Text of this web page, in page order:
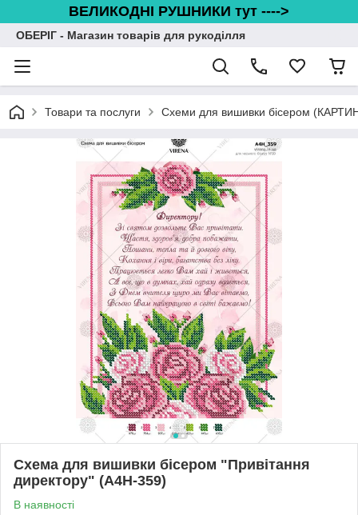
ВЕЛИКОДНІ РУШНИКИ тут ---->
ОБЕРІГ - Магазин товарів для рукоділля
Товари та послуги Схеми для вишивки бісером
Схема для вишивки бісером "Привітання
директору" (А4Н-359)
В наявності